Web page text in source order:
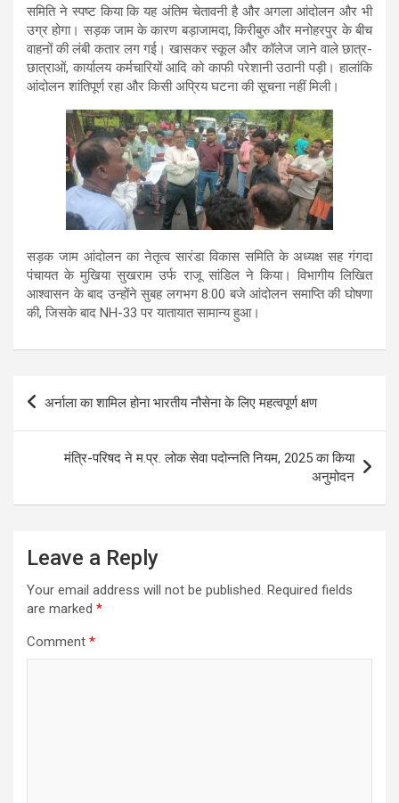
समिति ने स्पष्ट किया कि यह अंतिम चेतावनी है और अगला आंदोलन और भी
उग्र होगा। सड़क जाम के कारण बड़ाजामदा, किरीबुरु और मनोहरपुर के बीच
वाहनों की लंबी कतार लग गई। खासकर स्कूल और कॉलेज जाने वाले छात्र-
छात्राओं, कार्यालय कर्मचारियों आदि को काफी परेशानी उठानी पड़ी। हालांकि
आंदोलन शांतिपूर्ण रहा और किसी अप्रिय घटना की सूचना नहीं मिली।
सड़क जाम आंदोलन का नेतृत्व सारंडा विकास समिति के अध्यक्ष सह गंगदा
पंचायत के मुखिया सुखराम उर्फ राजू सांडिल ने किया। विभागीय लिखित
आश्वासन के बाद उन्होंने सुबह लगभग 8:00 बजे आंदोलन समाप्ति की घोषणा
की, जिसके बाद NH-33 पर यातायात सामान्य हुआ।
Post
अर्नाला का शामिल होना भारतीय नौसेना के लिए महत्वपूर्ण क्षण
मंत्रि-परिषद ने म.प्र. लोक सेवा पदोन्नति नियम, 2025 का किया
अनुमोदन
Leave a Reply
Your email address will not be published. Required fields
are marked *
Comment *